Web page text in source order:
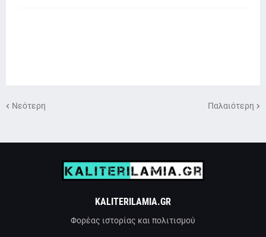
Νεότερη Παλαιότερη
KALITERILAMIA.GR
Φορέας ιστορίας και πολιτισμού